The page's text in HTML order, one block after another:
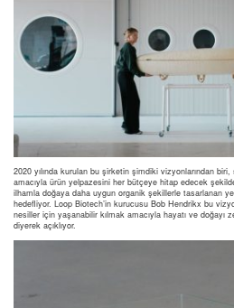
2020 yılında kurulan bu şirketin şimdiki vizyonlarından
amacıyla ürün yelpazesini her bütçeye hitap edecek
ilhamla doğaya daha uygun organik şekillerle tasarlanan
hedefliyor. Loop Biotech’in kurucusu Bob Hendrikx bu
nesiller için yaşanabilir kılmak amacıyla hayatı ve doğayı
diyerek açıklıyor.